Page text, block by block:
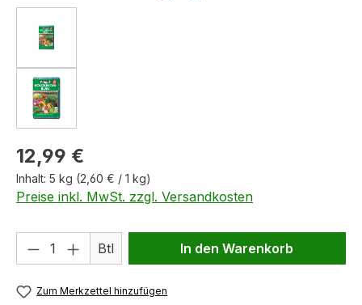
Regulärer Preis:
12,99 €
Inhalt: 5 kg (2,60 € / 1 kg)
Preise inkl. MwSt. zzgl. Versandkosten
Produkt Anzahl: Gib den
Btl In den Warenkorb
Zum Merkzettel hinzufügen